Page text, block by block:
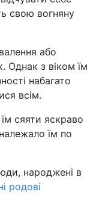
свою вогняну
або
Однак з віком їм
набагато
всім.
сяяти яскраво
їм по
народжені в
родові